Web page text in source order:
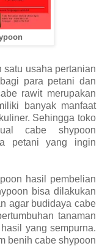
satu usaha pertanian
para petani dan
rawit merupakan
banyak manfaat
Sehingga toko
cabe shypoon
petani yang ingin
hasil pembelian
bisa dilakukan
agar budidaya cabe
tanaman
yang sempurna.
benih cabe shypoon